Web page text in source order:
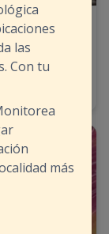
las
Con tu
más
suele